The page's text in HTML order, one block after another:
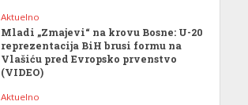
Aktuelno
Mladi „Zmajevi“ na krovu Bosne: U-20
reprezentacija BiH brusi formu na
Vlašiću pred Evropsko prvenstvo
(VIDEO)
Aktuelno